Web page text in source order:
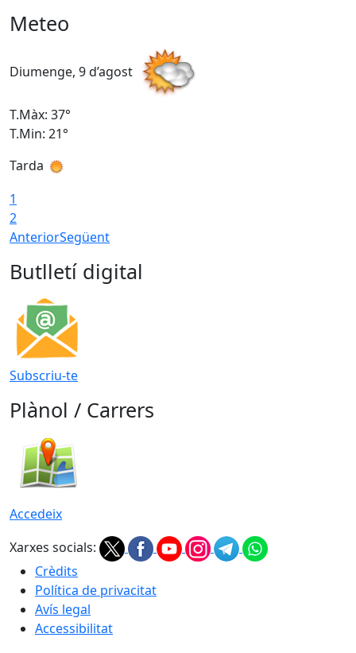
Meteo
Diumenge, 9 d’agost
T.Màx: 37°
T.Min: 21°
Tarda
1
2
AnteriorSegüent
Butlletí digital
Subscriu-te
Plànol / Carrers
Accedeix
Xarxes socials:
Crèdits
Política de privacitat
Avís legal
Accessibilitat